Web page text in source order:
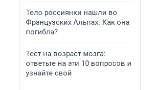
Тело россиянки нашли во
Французских Альпах. Как она
погибла?
Тест на возраст мозга:
ответьте на эти 10 вопросов и
узнайте свой